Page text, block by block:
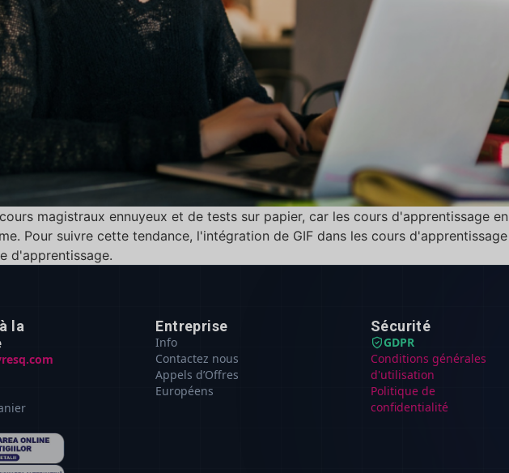
magistraux ennuyeux et de tests sur papier, car les cours d'apprentissage
Pour suivre cette tendance, l'intégration de GIF dans les cours
d'apprentissage.
la
Entreprise
Info
Contactez nous
Appels d’Offres
Européens
Sécurité
GDPR
Conditions générales
d'utilisation
Politique de
confidentialité